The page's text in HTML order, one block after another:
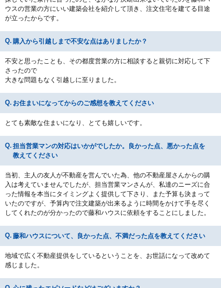
ウスの営業の方にいい建築会社を紹介して頂き、注文住宅を建てる目途
が立ったからです。
購入から引越しまで不安な点はありましたか？
不安と思ったことも、その都度営業の方に相談すると親切に対応して下
さったので
大きな問題もなく引越しに至りました。
お住まいになってからのご感想を教えてください
とても素敵な住まいになり、とても嬉しいです。
担当営業マンの対応はいかがでしたか。良かった点、悪かった点を
教えてください
当初、主人の友人が不動産を営んでいた為、他の不動産屋さんからの購
入は考えていませんでしたが、担当営業マンさんが、私達のニーズに合
った情報を本当にタイミングよく提供して下さり、また予算も決まって
いたのですが、予算内で注文建築が出来るように時間をかけて手を尽く
してくれたのが分かったので藤和ハウスに依頼をすることにしました。
藤和ハウスについて、良かった点、不満だった点を教えてください
地域で広く不動産提供をしているということを、お世話になって改めて
感じました。